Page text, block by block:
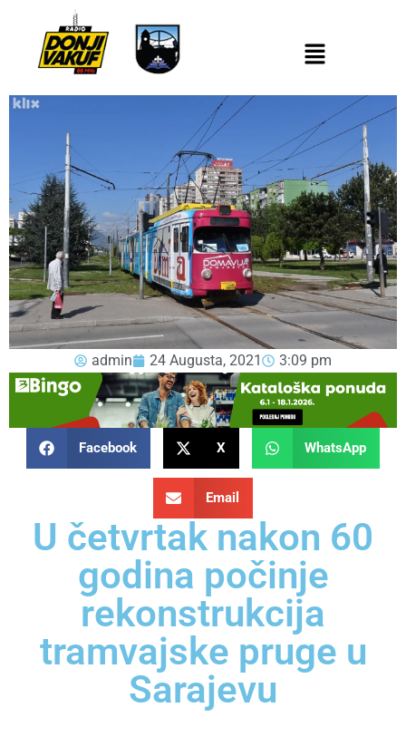
admin 24 Augusta, 2021 3:09 pm
Facebook X WhatsApp
Email
U četvrtak nakon 60
godina počinje
rekonstrukcija
tramvajske pruge u
Sarajevu